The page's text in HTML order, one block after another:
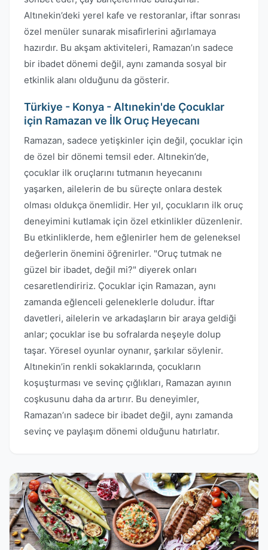
Altınekin’deki yerel kafe ve restoranlar, iftar sonrası
özel menüler sunarak misafirlerini ağırlamaya
hazırdır. Bu akşam aktiviteleri, Ramazan’ın sadece
bir ibadet dönemi değil, aynı zamanda sosyal bir
etkinlik alanı olduğunu da gösterir.
Türkiye - Konya - Altınekin'de Çocuklar
için Ramazan ve İlk Oruç Heyecanı
Ramazan, sadece yetişkinler için değil, çocuklar için
de özel bir dönemi temsil eder. Altınekin’de,
çocuklar ilk oruçlarını tutmanın heyecanını
yaşarken, ailelerin de bu süreçte onlara destek
olması oldukça önemlidir. Her yıl, çocukların ilk oruç
deneyimini kutlamak için özel etkinlikler düzenlenir.
Bu etkinliklerde, hem eğlenirler hem de geleneksel
değerlerin önemini öğrenirler. "Oruç tutmak ne
güzel bir ibadet, değil mi?" diyerek onları
cesaretlendiririz. Çocuklar için Ramazan, aynı
zamanda eğlenceli geleneklerle doludur. İftar
davetleri, ailelerin ve arkadaşların bir araya geldiği
anlar; çocuklar ise bu sofralarda neşeyle dolup
taşar. Yöresel oyunlar oynanır, şarkılar söylenir.
Altınekin’in renkli sokaklarında, çocukların
koşuşturması ve sevinç çığlıkları, Ramazan ayının
coşkusunu daha da artırır. Bu deneyimler,
Ramazan’ın sadece bir ibadet değil, aynı zamanda
sevinç ve paylaşım dönemi olduğunu hatırlatır.